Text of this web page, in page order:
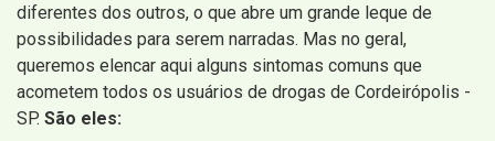
diferentes dos outros, o que abre um grande leque de
possibilidades para serem narradas. Mas no geral,
queremos elencar aqui alguns sintomas comuns que
acometem todos os usuários de drogas de Cordeirópolis -
SP. São eles: